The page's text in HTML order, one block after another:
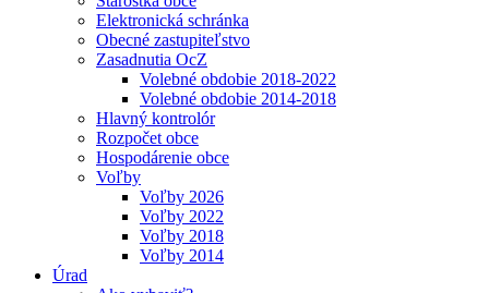
Elektronická schránka
Obecné zastupiteľstvo
Zasadnutia OcZ
Volebné obdobie 2018-2022
Volebné obdobie 2014-2018
Hlavný kontrolór
Rozpočet obce
Hospodárenie obce
Voľby
Voľby 2026
Voľby 2022
Voľby 2018
Voľby 2014
Úrad